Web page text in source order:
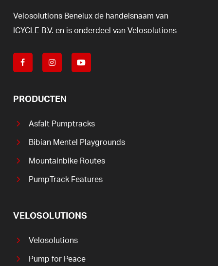
Velosolutions Benelux de handelsnaam van
ICYCLE B.V. en is onderdeel van Velosolutions
PRODUCTEN
Asfalt Pumptracks
Bibian Mentel Playgrounds
Mountainbike Routes
PumpTrack Features
VELOSOLUTIONS
Velosolutions
Pump for Peace